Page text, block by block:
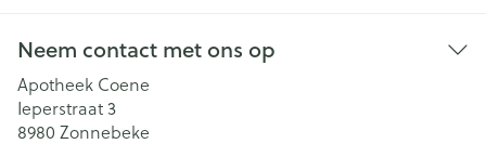
Neem contact met ons op
Apotheek Coene
Ieperstraat 3
8980 Zonnebeke